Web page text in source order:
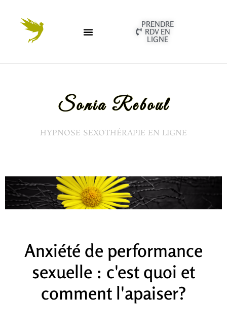
PRENDRE
RDV EN
LIGNE
Sonia Reboul
HYPNOSE SEXOTHÉRAPIE EN LIGNE
Anxiété de performance
sexuelle : c'est quoi et
comment l'apaiser?